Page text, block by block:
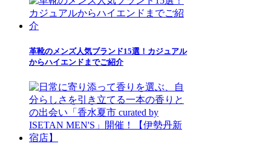
革靴のメンズ人気ブランド15選！カジュアル
からハイエンドまでご紹介